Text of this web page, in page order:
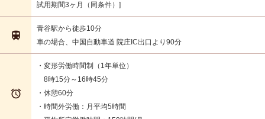
試用期間3ヶ月（同条件）

青谷駅から徒歩10分
車の場合、中国自動車道 院庄IC出口より90分

・変形労働時間制（1年単位）
8時15分～16時45分
・休憩60分
・時間外労働：月平均5時間